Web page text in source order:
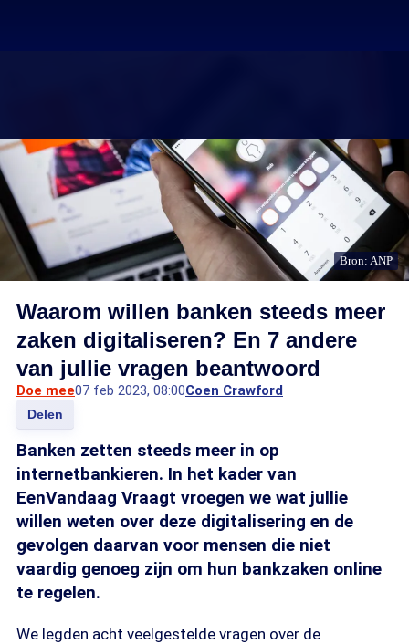
Bron: ANP
Waarom willen banken steeds meer
zaken digitaliseren? En 7 andere
van jullie vragen beantwoord
Doe mee07 feb 2023, 08:00Coen Crawford
Delen
Banken zetten steeds meer in op
internetbankieren. In het kader van
EenVandaag Vraagt vroegen we wat jullie
willen weten over deze digitalisering en de
gevolgen daarvan voor mensen die niet
vaardig genoeg zijn om hun bankzaken online
te regelen.
We legden acht veelgestelde vragen over de